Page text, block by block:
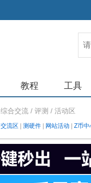
教程 工具
综合交流 / 评测 / 活动区
交流区 测硬件 网站活动 Z币中